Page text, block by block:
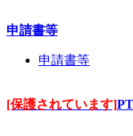
申請書等
申請書等
[保護されています]